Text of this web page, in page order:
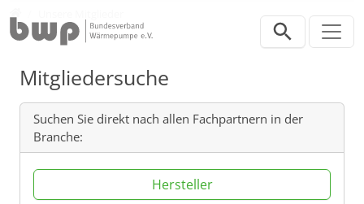
Mitgliedersuche
Suchen Sie direkt nach allen Fachpartnern in der
Branche:
Hersteller